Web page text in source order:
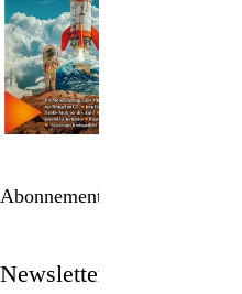
Abonnement bestellen
Newsletter